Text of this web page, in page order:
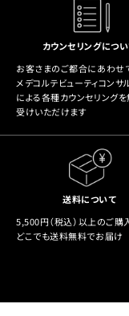
カウンセリングにつ
お客さまのご都合にあわせ
メデコルテビューティコンサ
による各種カウンセリング
受けいただけます
送料について
5,500円（税込）以上のご購
どこでも送料無料でお届け